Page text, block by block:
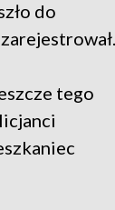
do
tego